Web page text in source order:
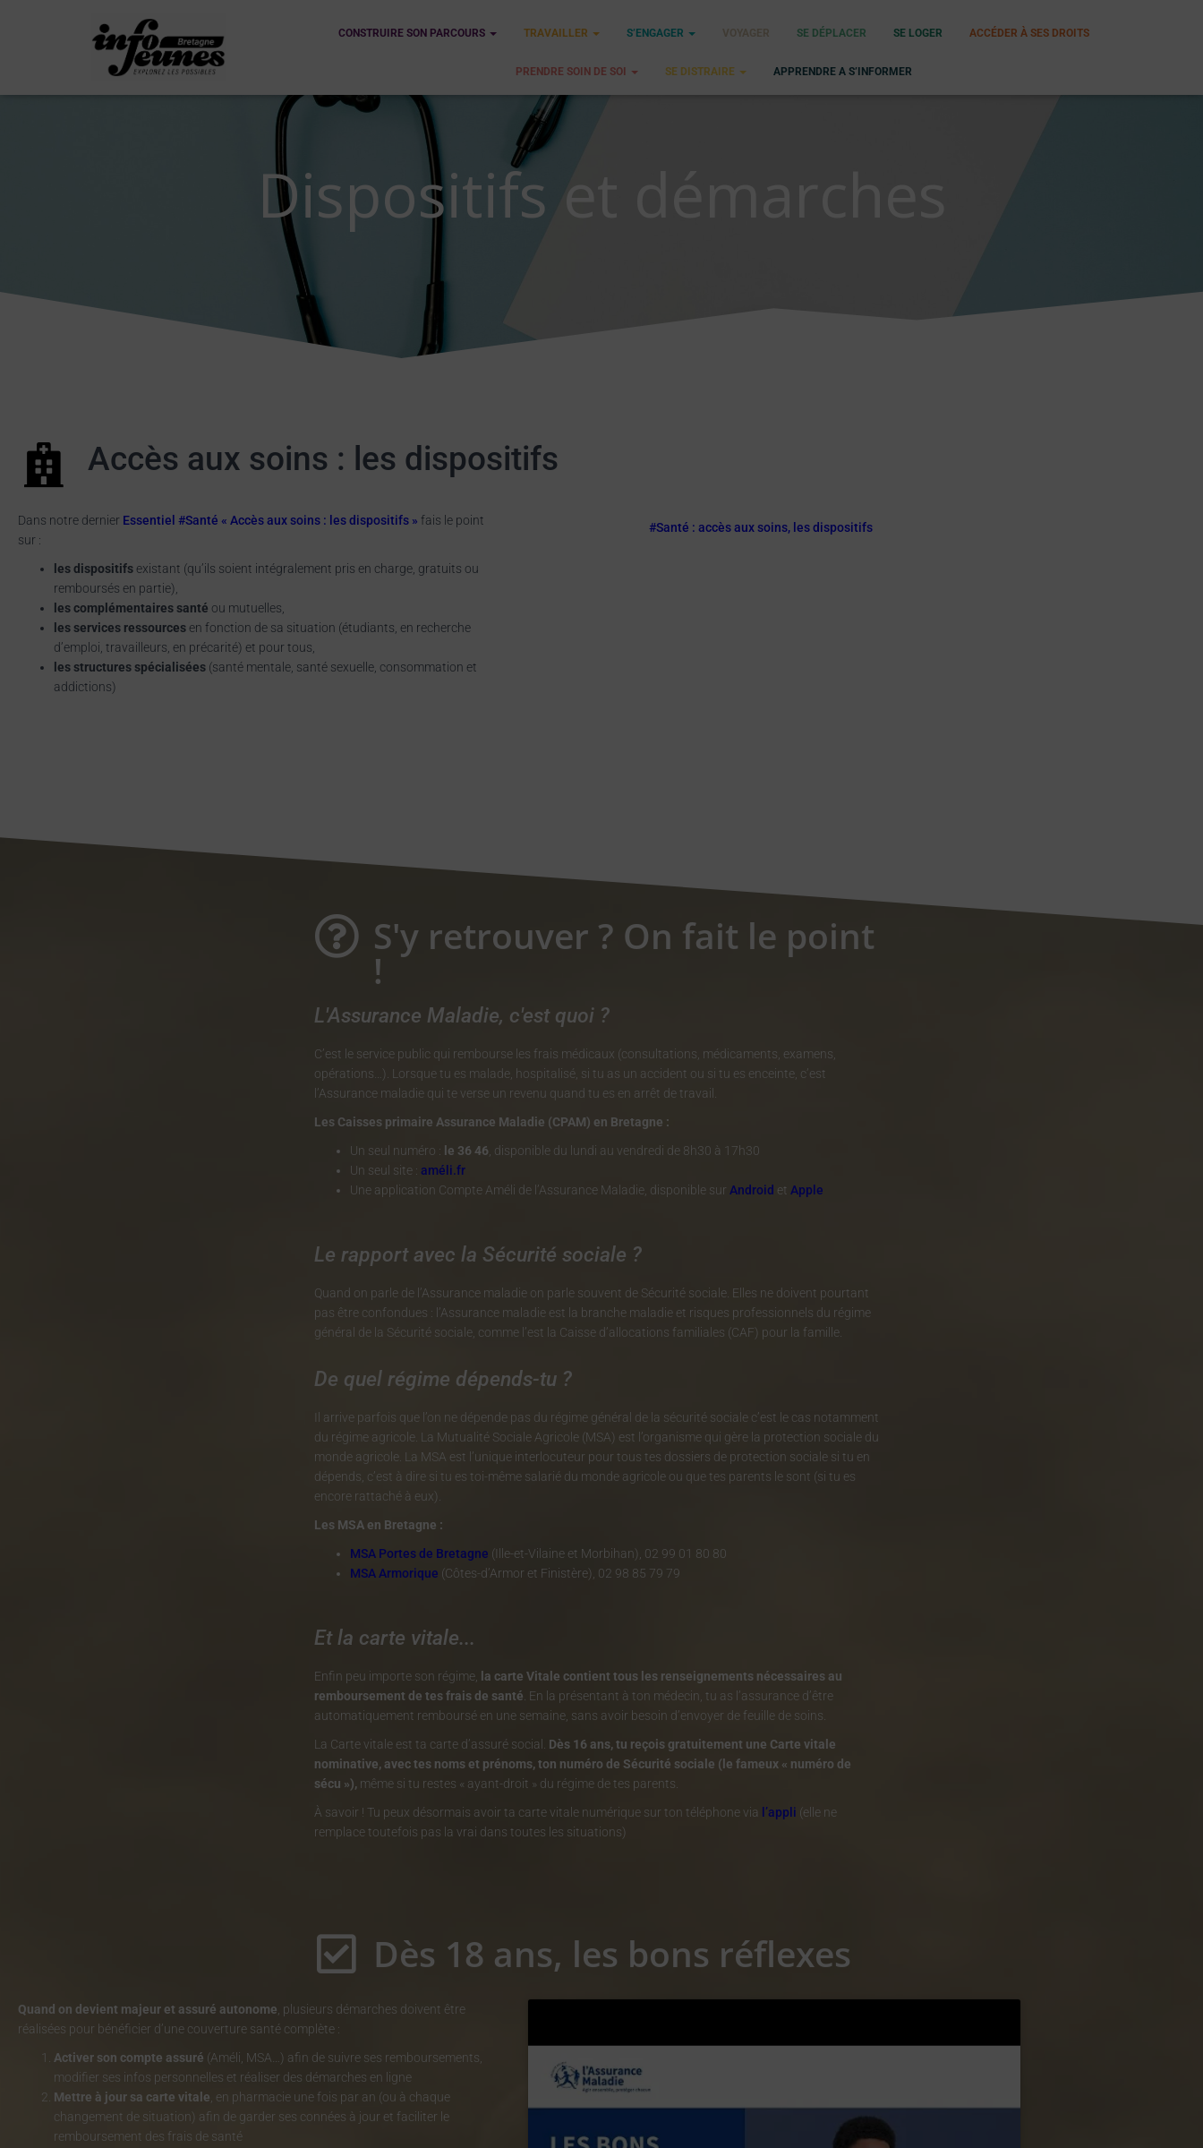
CONSTRUIRE SON PARCOURS TRAVAILLER S’ENGAGER VOYAGER SE DÉPLACER SE LOGER ACCÉDER À SES DROITS
PRENDRE SOIN DE SOI SE DISTRAIRE APPRENDRE A S’INFORMER
Dispositifs et démarches
Accès aux soins : les dispositifs
Dans notre dernier Essentiel #Santé « Accès aux soins : les dispositifs » fais le point
sur :
les dispositifs existant (qu’ils soient intégralement pris en charge, gratuits ou
remboursés en partie),
les complémentaires santé ou mutuelles,
les services ressources en fonction de sa situation (étudiants, en recherche
d’emploi, travailleurs, en précarité) et pour tous,
les structures spécialisées (santé mentale, santé sexuelle, consommation et
addictions)
#Santé : accès aux soins, les dispositifs
S'y retrouver ? On fait le point
!
L'Assurance Maladie, c'est quoi ?
C’est le service public qui rembourse les frais médicaux (consultations, médicaments, examens,
opérations…). Lorsque tu es malade, hospitalisé, si tu as un accident ou si tu es enceinte, c’est
l’Assurance maladie qui te verse un revenu quand tu es en arrêt de travail.
Les Caisses primaire Assurance Maladie (CPAM) en Bretagne :
Un seul numéro : e 36 46 , disponible du lundi au vendredi de 8h30 à 17h30
Un seul site : améli.fr
Une application Compte Améli de l’Assurance Maladie, disponible sur Android et Apple
Le rapport avec la Sécurité sociale ?
Quand on parle de l’Assurance maladie on parle souvent de Sécurité sociale. Elles ne doivent pourtant
pas être confondues : l’Assurance maladie est la branche maladie et risques professionnels du régime
général de la Sécurité sociale, comme l’est la Caisse d’allocations familiales (CAF) pour la famille.
De quel régime dépends-tu ?
Il arrive parfois que l’on ne dépende pas du régime général de la sécurité sociale c’est le cas notamment
du régime agricole. La Mutualité Sociale Agricole (MSA) est l’organisme qui gère la protection sociale du
monde agricole. La MSA est l’unique interlocuteur pour tous tes dossiers de protection sociale si tu en
dépends, c’est à dire si tu es toi-même salarié du monde agricole ou que tes parents le sont (si tu es
encore rattaché à eux).
Les MSA en Bretagne :
MSA Portes de Bretagne (Ille-et-Vilaine et Morbihan), 02 99 01 80 80
MSA Armorique (Côtes-d’Armor et Finistère), 02 98 85 79 79
Et la carte vitale...
Enfin peu importe son régime,
la carte Vitale contient tous les renseignements nécessaires au
remboursement de tes frais de santé . En la présentant à ton médecin, tu as l’assurance d’être
automatiquement remboursé en une semaine, sans avoir besoin d’envoyer de feuille de soins.
La Carte vitale est ta carte d’assuré social. Dès 16 ans, tu reçois gratuitement une Carte vitale
nominative, avec tes noms et prénoms, ton numéro de Sécurité sociale (le fameux « numéro de
sécu »), même si tu restes « ayant-droit » du régime de tes parents.
À savoir ! Tu peux désormais avoir ta carte vitale numérique sur ton téléphone via
l’appli (elle ne
remplace toutefois pas la vrai dans toutes les situations)
Dès 18 ans, les bons réflexes
Quand on devient majeur et assuré autonome , plusieurs démarches doivent être
réalisées pour bénéficier d’une couverture santé complète :
Activer son compte assuré (Améli, MSA…) afin de suivre ses remboursements,
modifier ses infos personnelles et réaliser des démarches en ligne
Mettre à jour sa carte vitale , en pharmacie une fois par an (ou à chaque
changement de situation) afin de garder ses connées à jour et faciliter le
remboursement des frais de santé